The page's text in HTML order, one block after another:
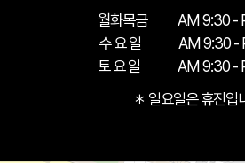
월화목금
AM 9:30 -
수 요 일
AM 9:30 -
토 요 일
AM 9:30 -
＊ 일요일은 휴진입